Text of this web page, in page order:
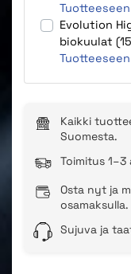
Tuotteeseen
Evolution
biokuulat
Tuotteeseen
Kaikki
Suomesta.
Toimitus
Osta nyt ja
osamaksulla.
Sujuva ja